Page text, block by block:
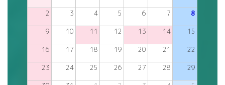
2 3 4 5 6 7 8
9 10 11 12 13 14 15
16 17 18 19 20 21 22
23 24 25 26 27 28 29